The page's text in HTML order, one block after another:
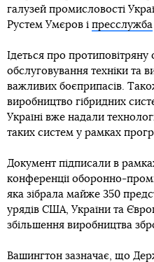
галузей промисловості
Рустем Умєров і пресслужба
Ідеться про протиповітряну
обслуговування техніки та
важливих боєприпасів.
виробництво гібридних
Україні вже надали
таких систем у рамках
Документ підписали в
конференції оборонно-
яка зібрала майже 350
урядів США, України та
збільшення виробництва
Вашингтон зазначає, що